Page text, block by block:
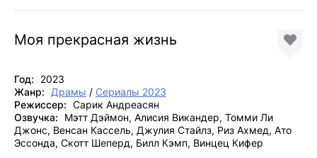
Моя прекрасная жизнь
Год:
2023
Жанр:
Драмы / Сериалы 2023
Режиссер: Сарик Андреасян
Озвучка:
Мэтт Дэймон, Алисия Викандер, Томми Ли
Джонс, Венсан Кассель, Джулия Стайлз, Риз Ахмед, Ато
Эссонда, Скотт Шеперд, Билл Кэмп, Винцец Кифер